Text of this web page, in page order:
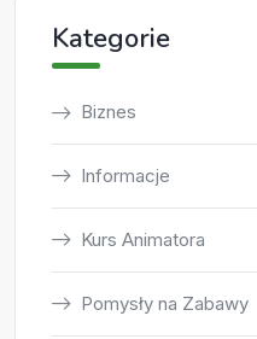
Kategorie
Biznes
Informacje
Kurs Animatora
Pomysły na Zabawy